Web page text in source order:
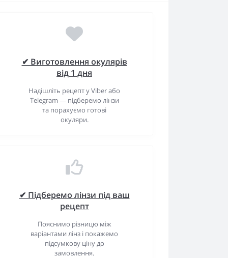
✔ Виготовлення окулярів
від 1 дня
Надішліть рецепт у Viber або
Telegram — підберемо лінзи
та порахуємо готові
окуляри.
✔ Підберемо лінзи під ваш
рецепт
Пояснимо різницю між
варіантами лінз і покажемо
підсумкову ціну до
замовлення.